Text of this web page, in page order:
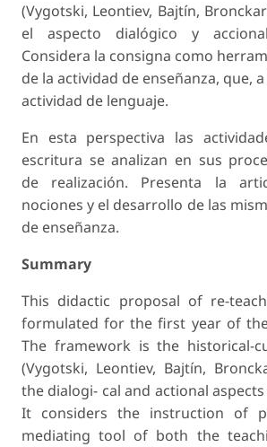
(Vygotski, Leontiev, Bajtín,
el aspecto dialógico y
Considera la consigna como
de la actividad de enseñanza, que,
actividad de lenguaje.
En esta perspectiva las
escritura se analizan en sus
de realización. Presenta la
nociones y el desarrollo de las
de enseñanza.
Summary
This didactic proposal of re-
formulated for the first year of
The framework is the historical-
(Vygotski, Leontiev, Bajtín,
the dialogi- cal and actional
It considers the instruction of
mediating tool of both the